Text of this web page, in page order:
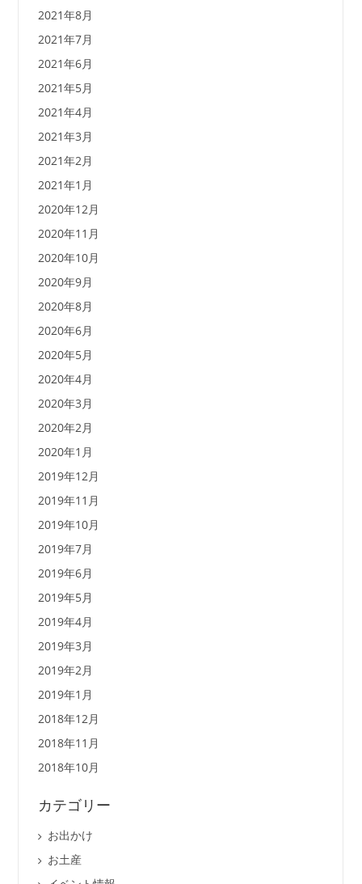
2021年8月
2021年7月
2021年6月
2021年5月
2021年4月
2021年3月
2021年2月
2021年1月
2020年12月
2020年11月
2020年10月
2020年9月
2020年8月
2020年6月
2020年5月
2020年4月
2020年3月
2020年2月
2020年1月
2019年12月
2019年11月
2019年10月
2019年7月
2019年6月
2019年5月
2019年4月
2019年3月
2019年2月
2019年1月
2018年12月
2018年11月
2018年10月
カテゴリー
お出かけ
お土産